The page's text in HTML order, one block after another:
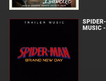
MUSIC